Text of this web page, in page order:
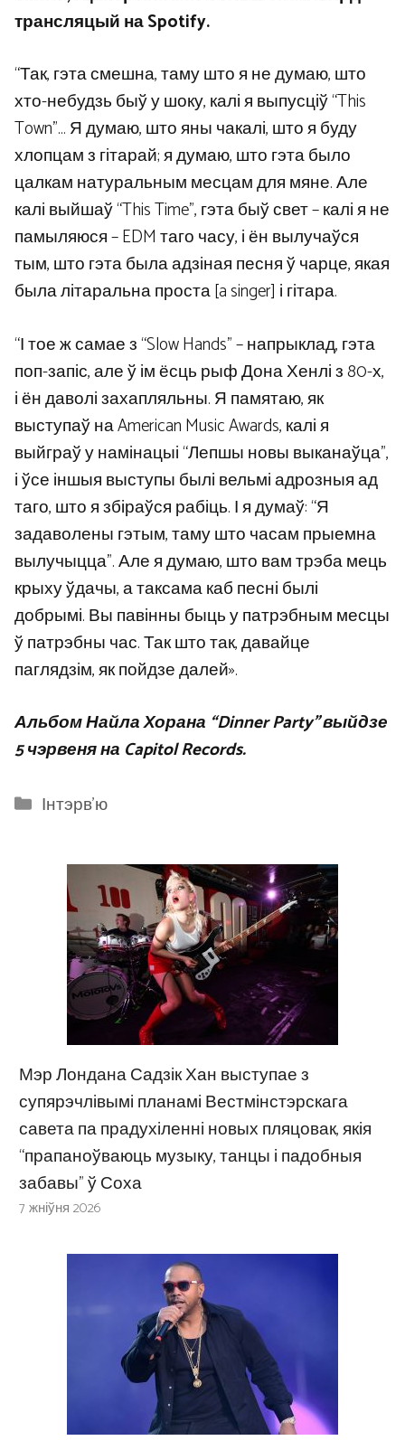
трансляцый на Spotify.
“Так, гэта смешна, таму што я не думаю, што
хто-небудзь быў у шоку, калі я выпусціў “This
Town”… Я думаю, што яны чакалі, што я буду
хлопцам з гітарай; я думаю, што гэта было
цалкам натуральным месцам для мяне. Але
калі выйшаў “This Time”, гэта быў свет – калі я не
памыляюся – EDM таго часу, і ён вылучаўся
тым, што гэта была адзіная песня ў чарце, якая
была літаральна проста [a singer] і гітара.
“І тое ж самае з “Slow Hands” – напрыклад, гэта
поп-запіс, але ў ім ёсць рыф Дона Хенлі з 80-х,
і ён даволі захапляльны. Я памятаю, як
выступаў на American Music Awards, калі я
выйграў у намінацыі “Лепшы новы выканаўца”,
і ўсе іншыя выступы былі вельмі адрозныя ад
таго, што я збіраўся рабіць. І я думаў: “Я
задаволены гэтым, таму што часам прыемна
вылучыцца”. Але я думаю, што вам трэба мець
крыху ўдачы, а таксама каб песні былі
добрымі. Вы павінны быць у патрэбным месцы
ў патрэбны час. Так што так, давайце
паглядзім, як пойдзе далей».
Альбом Найла Хорана “Dinner Party” выйдзе
5 чэрвеня на Capitol Records.
Categories
Інтэрв'ю
Мэр Лондана Садзік Хан выступае з
супярэчлівымі планамі Вестмінстэрскага
савета па прадухіленні новых пляцовак, якія
“прапаноўваюць музыку, танцы і падобныя
забавы” ў Соха
7 жніўня 2026